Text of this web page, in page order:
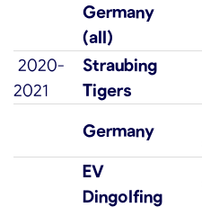
Germany
(all)
2020-
2021
Straubing
Tigers
Germany
EV
Dingolfing